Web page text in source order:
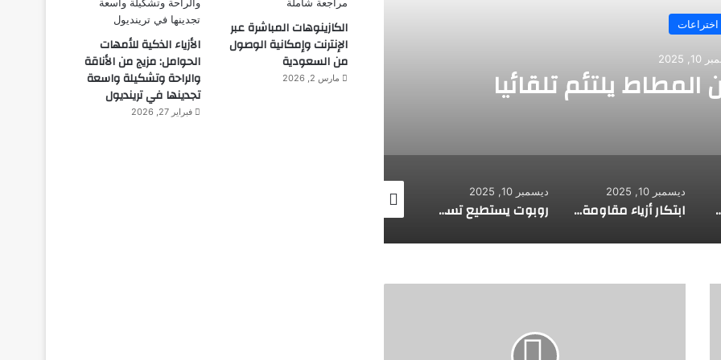
اختراعات
2025
يلتئم تلقائيا
ديسمبر 10, 2025
روبوت جديد لاستكشاف
أعماق البحار
ديسمبر 10, 2025
ابتكار أزياء مقاومة للرصاص
ديسمبر 10, 2025
روبوت يستطيع تسلق الجدران
ديسمبر 10, 2025
الكازينوهات المباشرة عبر
الإنترنت وإمكانية الوصول
من السعودية
مارس 2, 2026
الأزياء الذكية للأمهات
الحوامل: مزيج من الأناقة
والراحة وتشكيلة واسعة
تجدينها في ترينديول
فبراير 27, 2026